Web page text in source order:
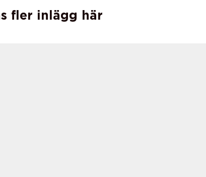
fler inlägg här